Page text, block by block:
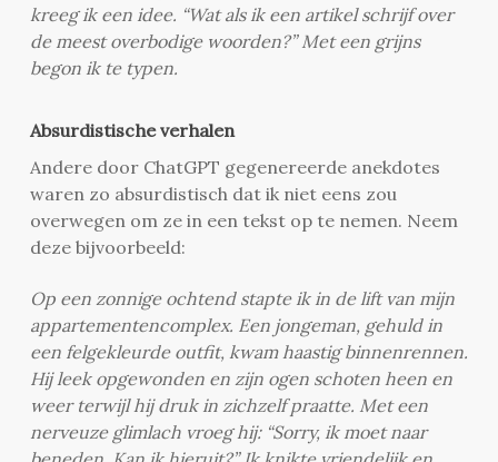
kreeg ik een idee. “Wat als ik een artikel schrijf over
de meest overbodige woorden?” Met een grijns
begon ik te typen.
Absurdistische verhalen
Andere door ChatGPT gegenereerde anekdotes
waren zo absurdistisch dat ik niet eens zou
overwegen om ze in een tekst op te nemen. Neem
deze bijvoorbeeld:
Op een zonnige ochtend stapte ik in de lift van mijn
appartementencomplex. Een jongeman, gehuld in
een felgekleurde outfit, kwam haastig binnenrennen.
Hij leek opgewonden en zijn ogen schoten heen en
weer terwijl hij druk in zichzelf praatte. Met een
nerveuze glimlach vroeg hij: “Sorry, ik moet naar